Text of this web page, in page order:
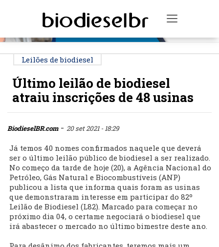
Toggle
Leilões de biodiesel
Último leilão de biodiesel
atraiu inscrições de 48 usinas
BiodieselBR.com- 20 set 2021 - 18:29
Já temos 40 nomes confirmados naquele que deverá
ser o último leilão público de biodiesel a ser realizado.
No começo da tarde de hoje (20), a Agência Nacional do
Petróleo, Gás Natural e Biocombustíveis (ANP)
publicou a lista que informa quais foram as usinas
que demonstraram interesse em participar do 82º
Leilão de Biodiesel (L82). Marcado para começar no
próximo dia 04, o certame negociará o biodiesel que
irá abastecer o mercado no último bimestre deste ano.